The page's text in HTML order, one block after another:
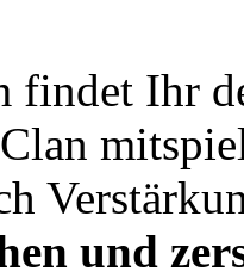
findet Ihr
und